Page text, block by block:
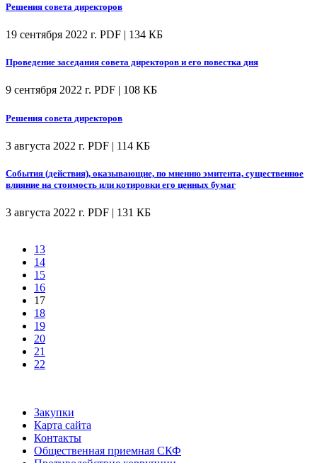
Решения совета директоров
19 сентября 2022 г. PDF | 134 КБ
Проведение заседания совета директоров и его повестка дня
9 сентября 2022 г. PDF | 108 КБ
Решения совета директоров
3 августа 2022 г. PDF | 114 КБ
События (действия), оказывающие, по мнению эмитента, существенное
влияние на стоимость или котировки его ценных бумаг
3 августа 2022 г. PDF | 131 КБ
13
14
15
16
17
18
19
20
21
22
Закупки
Карта сайта
Контакты
Общественная приемная СКФ